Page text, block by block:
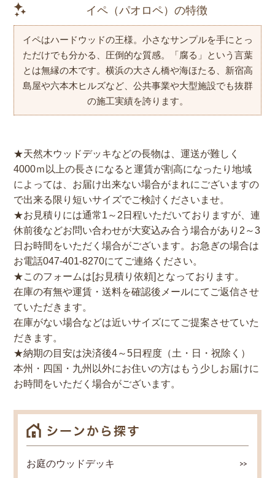
イペ（パオロペ）の特徴
イペはハードウッドの王様。小さなサンプルを手にとっ
ただけでも分かる、圧倒的な質感。「腐る」という言葉
とは無縁の木です。横浜の大さん橋や海ほたる、新宿高
島屋や六本木ヒルズなど、公共事業や大型施設でも抜群
の施工実績を誇ります。
★天然木ウッドデッキなどの長物は、運送が難しく
4000ｍ以上の長さになると運賃が割高になったり地域
によっては、お届け出来ない場合がまれにございますの
で出来る限り短いサイズでご検討くださいませ。
★お見積りには通常1～2日程いただいておりますが、連
休前後などお問い合わせが大変込み合う場合があり2～3
日お時間をいただく場合がございます。お急ぎの場合は
お電話047-401-8270にてご連絡ください。
★このフォームは[お見積り依頼]となっております。
在庫の有無や運賃・送料を確認後メールにてご返信させ
ていただきます。
在庫がない場合などは近いサイズにてご提案させていた
だきます。
★納期の目安は決済後4～5日程度（土・日・祝除く）
本州・四国・九州以外にお住いの方はもう少しお届けに
お時間をいただく場合がございます。
お庭のウッドデッキ